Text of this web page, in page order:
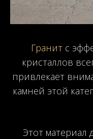
Гранитс
кристаллов
привлекает
камней этой
Этот материал